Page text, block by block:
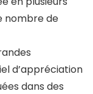
nombre de
d’appréciation
dans des